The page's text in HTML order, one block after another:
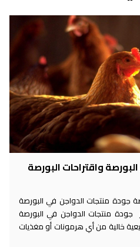
واقتراحات البورصة
جودة منتجات الدواجن في البورصة
جودة منتجات الدواجن في البورصة
خالية من أي هرمونات أو مغذيات